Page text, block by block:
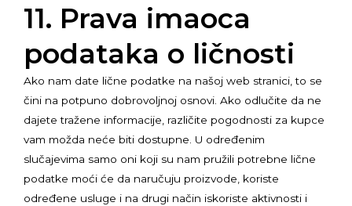
11. Prava imaoca
podataka o ličnosti
Ako nam date lične podatke na našoj web stranici, to se
čini na potpuno dobrovoljnoj osnovi. Ako odlučite da ne
dajete tražene informacije, različite pogodnosti za kupce
vam možda neće biti dostupne. U određenim
slučajevima samo oni koji su nam pružili potrebne lične
podatke moći će da naručuju proizvode, koriste
određene usluge i na drugi način iskoriste aktivnosti i